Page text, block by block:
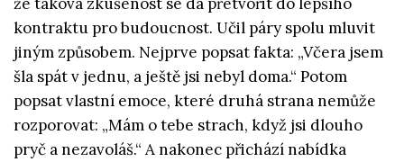
kontraktu pro budoucnost. Učil páry spolu mluvit
jiným způsobem. Nejprve popsat fakta: „Včera jsem
šla spát v jednu, a ještě jsi nebyl doma.“ Potom
popsat vlastní emoce, které druhá strana nemůže
rozporovat: „Mám o tebe strach, když jsi dlouho
pryč a nezavoláš.“ A nakonec přichází nabídka